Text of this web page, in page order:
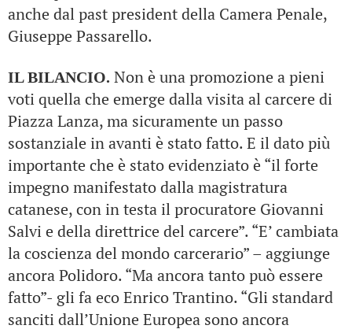
anche dal past president della Camera Penale,
Giuseppe Passarello.
IL BILANCIO. Non è una promozione a pieni
voti quella che emerge dalla visita al carcere di
Piazza Lanza, ma sicuramente un passo
sostanziale in avanti è stato fatto. E il dato più
importante che è stato evidenziato è “il forte
impegno manifestato dalla magistratura
catanese, con in testa il procuratore Giovanni
Salvi e della direttrice del carcere”. “E’ cambiata
la coscienza del mondo carcerario” – aggiunge
ancora Polidoro. “Ma ancora tanto può essere
fatto”- gli fa eco Enrico Trantino. “Gli standard
sanciti dall’Unione Europea sono ancora